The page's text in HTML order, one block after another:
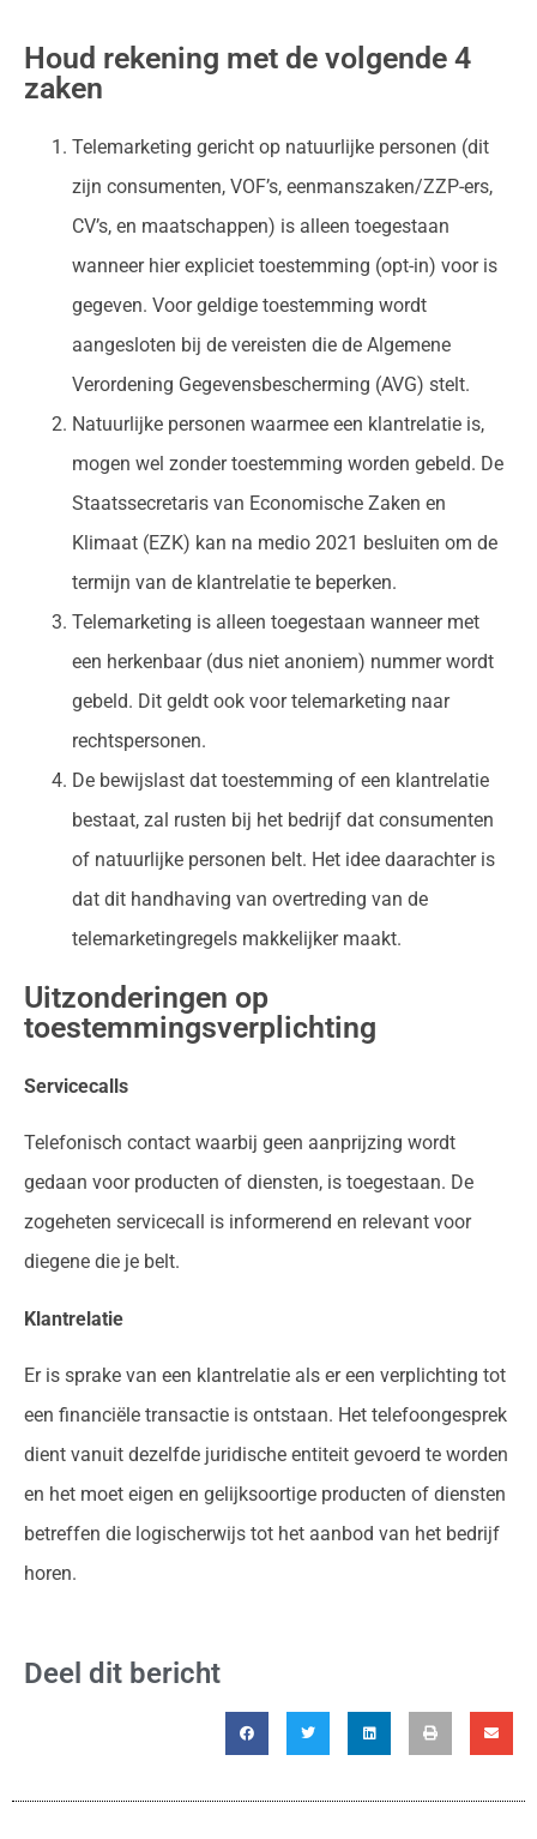
Houd rekening met de volgende 4
zaken​
Telemarketing gericht op natuurlijke personen (dit
zijn consumenten, VOF’s, eenmanszaken/ZZP-ers,
CV’s, en maatschappen) is alleen toegestaan
wanneer hier expliciet toestemming (opt-in) voor is
gegeven. Voor geldige toestemming wordt
aangesloten bij de vereisten die de Algemene
Verordening Gegevensbescherming (AVG) stelt.
Natuurlijke personen waarmee een klantrelatie is,
mogen wel zonder toestemming worden gebeld. De
Staatssecretaris van Economische Zaken en
Klimaat (EZK) kan na medio 2021 besluiten om de
termijn van de klantrelatie te beperken.
Telemarketing is alleen toegestaan wanneer met
een herkenbaar (dus niet anoniem) nummer wordt
gebeld. Dit geldt ook voor telemarketing naar
rechtspersonen.
De bewijslast dat toestemming of een klantrelatie
bestaat, zal rusten bij het bedrijf dat consumenten
of natuurlijke personen belt. Het idee daarachter is
dat dit handhaving van overtreding van de
telemarketingregels makkelijker maakt.
Uitzonderingen op
toestemmingsverplichting
Servicecalls
Telefonisch contact waarbij geen aanprijzing wordt
gedaan voor producten of diensten, is toegestaan. De
zogeheten servicecall is informerend en relevant voor
diegene die je belt.
Klantrelatie
Er is sprake van een klantrelatie als er een verplichting tot
een financiële transactie is ontstaan. Het telefoongesprek
dient vanuit dezelfde juridische entiteit gevoerd te worden
en het moet eigen en gelijksoortige producten of diensten
betreffen die logischerwijs tot het aanbod van het bedrijf
horen.
Deel dit bericht